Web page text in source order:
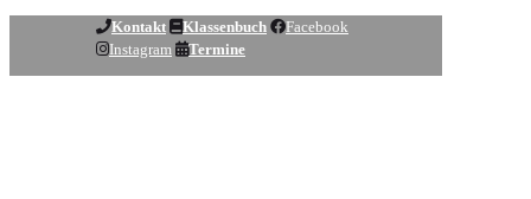
Kontakt Klassenbuch
Facebook
Instagram
Termine